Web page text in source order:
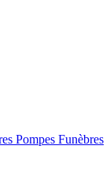
Pompes Funèbres